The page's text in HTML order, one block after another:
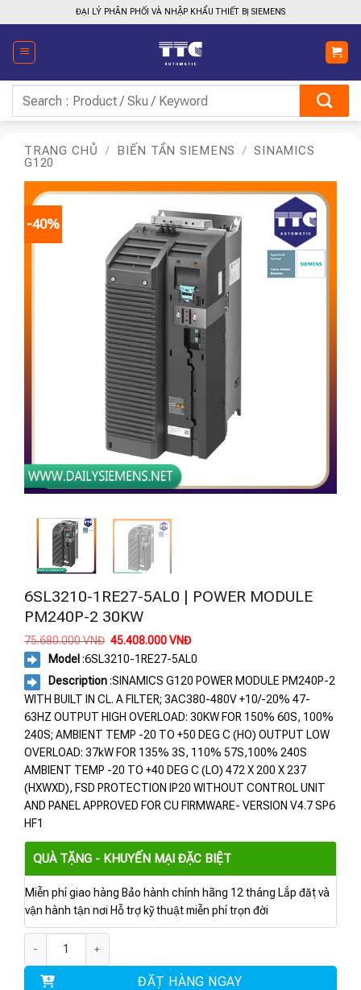
qua
nội
dung
ĐẠI LÝ PHÂN PHỐI VÀ NHẬP KHẨU THIẾT BỊ SIEMENS
kiếm:
TRANG CHỦ / BIẾN TẦN SIEMENS / SINAMICS
G120
-40%
6SL3210-1RE27-5AL0 | POWER MODULE
PM240P-2 30KW
75.680.000VNĐ Giá
là:
75.680.000 VNĐ.
45.408.000VNĐGiá
tại
là:
45.408.000 VNĐ.
Model :6SL3210-1RE27-5AL0
Description:SINAMICS G120 POWER MODULE PM240P-2
WITH BUILT IN CL. A FILTER; 3AC380-480V +10/-20% 47-
63HZ OUTPUT HIGH OVERLOAD: 30KW FOR 150% 60S, 100%
240S; AMBIENT TEMP -20 TO +50 DEG C (HO) OUTPUT LOW
OVERLOAD: 37kW FOR 135% 3S, 110% 57S,100% 240S
AMBIENT TEMP -20 TO +40 DEG C (LO) 472 X 200 X 237
(HXWXD), FSD PROTECTION IP20 WITHOUT CONTROL UNIT
AND PANEL APPROVED FOR CU FIRMWARE- VERSION V4.7 SP6
HF1
QUÀ TẶNG - KHUYẾN MẠI ĐẶC BIỆT
Miễn phí giao hàng Bảo hành chính hãng 12 tháng Lắp đặt và
vận hành tận nơi Hỗ trợ kỹ thuật miễn phí trọn đời
ĐẶT HÀNG NGAY